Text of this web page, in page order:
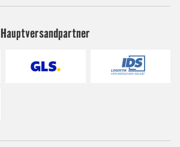
Hauptversandpartner